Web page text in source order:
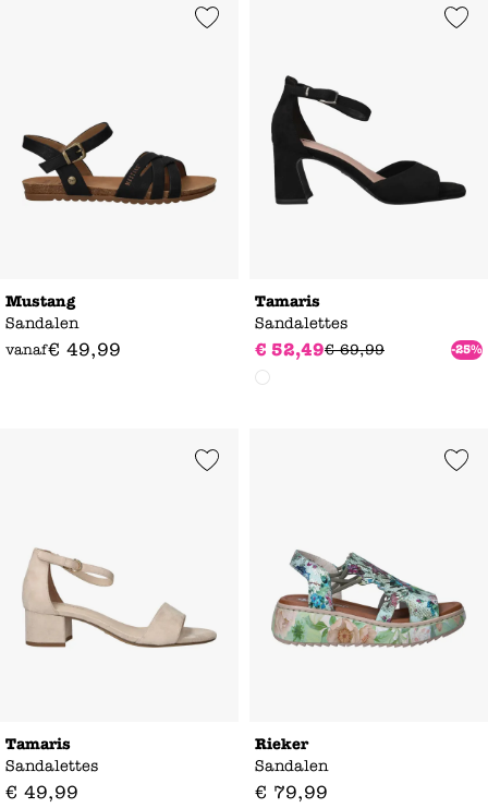
Add to Wishlist
Mustang
Sandalen
vanaf€ 49,99
Add to
Tamaris
Sandalettes
€ 52,49€ 69,99 -25%
Add to Wishlist
Tamaris
Sandalettes
€ 49,99
Add to
Rieker
Sandalen
€ 79,99